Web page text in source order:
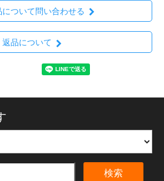
について問い合わせる
返品について
検索